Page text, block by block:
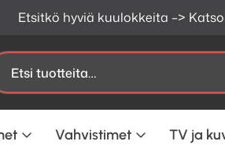
Etsitkö hyviä kuulokkeita –>
Vahvistimet TV ja